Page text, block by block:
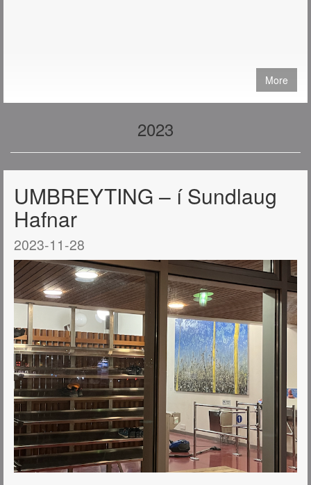
More
2023
UMBREYTING – í Sundlaug
Hafnar
2023-11-28